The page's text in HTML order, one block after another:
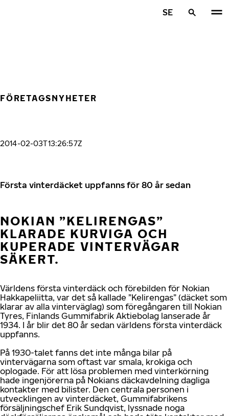
SE
FÖRETAGSNYHETER
2014-02-03T13:26:57Z
Första vinterdäcket uppfanns för 80 år sedan
NOKIAN ”KELIRENGAS”
KLARADE KURVIGA OCH
KUPERADE VINTERVÄGAR
SÄKERT.
Världens första vinterdäck och förebilden för Nokian
Hakkapeliitta, var det så kallade ”Kelirengas” (däcket som
klarar av alla vinterväglag) som föregångaren till Nokian
Tyres, Finlands Gummifabrik Aktiebolag lanserade år
1934. I år blir det 80 år sedan världens första vinterdäck
uppfanns.
På 1930-talet fanns det inte många bilar på
vintervägarna som oftast var smala, krokiga och
oplogade. För att lösa problemen med vinterkörning
hade ingenjörerna på Nokians däckavdelning dagliga
kontakter med bilister. Den centrala personen i
utvecklingen av vinterdäcket, Gummifabrikens
försäljningschef Erik Sundqvist, lyssnade noga